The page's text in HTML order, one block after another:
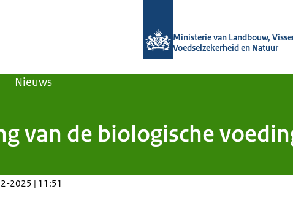
Ministerie van Landbouw,
Voedselzekerheid en Natuur
Nieuws
van de biologische
2025 | 11:51